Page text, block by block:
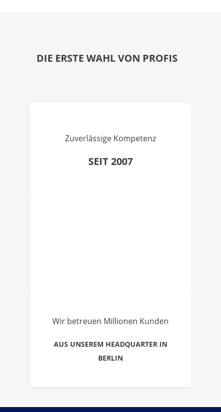
DIE ERSTE WAHL VON PROFIS
Zuverlässige Kompetenz
SEIT 2007
Wir betreuen Millionen Kunden
AUS UNSEREM HEADQUARTER IN
BERLIN